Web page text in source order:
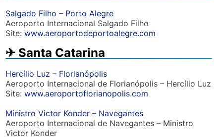
Salgado Filho – Porto Alegre
Aeroporto Internacional Salgado Filho
Site:www.aeroportodeportoalegre.com
✈︎ Santa Catarina
Hercílio Luz – Florianópolis
Aeroporto Internacional de Florianópolis – Hercílio Luz
Site:www.aeroportoflorianopolis.com
Ministro Victor Konder – Navegantes
Aeroporto Internacional de Navegantes – Ministro
Victor Konder